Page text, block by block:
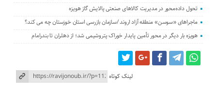
تحول داده‌محور در مدیریت کالاهای صنعتی پالایش گاز هویزه
ماجراهای «سوسن» منطقه آزاد اروند /سازمان بازرسی استان خوزستان چه می کند؟
هویزه بار دیگر در محور تأمین پایدار خوراک پتروشیمی شد؛ از دهلران تا بندرامام
لینک کوتاه